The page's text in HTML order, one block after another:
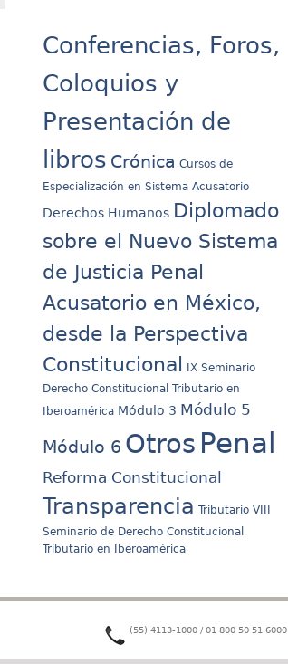
Conferencias, Foros,
Coloquios y
Presentación de
libros Crónica Cursos de
Especialización en Sistema Acusatorio
Derechos Humanos Diplomado
sobre el Nuevo Sistema
de Justicia Penal
Acusatorio en México,
desde la Perspectiva
Constitucional
IX Seminario
Derecho Constitucional Tributario en
Iberoamérica Módulo 3 Módulo 5
Módulo 6 Otros Penal
Reforma Constitucional
Transparencia Tributario VIII
Seminario de Derecho Constitucional
Tributario en Iberoamérica
(55) 4113-1000 / 01 800 50 51 6000